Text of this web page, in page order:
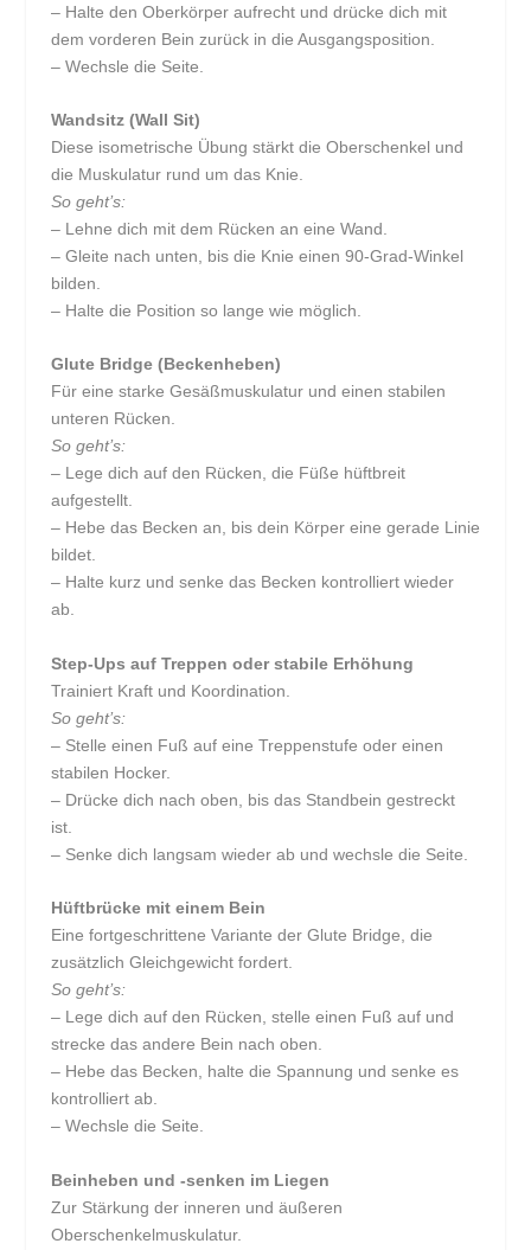
– Halte den Oberkörper aufrecht und drücke dich mit
dem vorderen Bein zurück in die Ausgangsposition.
– Wechsle die Seite.
Wandsitz (Wall Sit)
Diese isometrische Übung stärkt die Oberschenkel und
die Muskulatur rund um das Knie.
So geht’s:
– Lehne dich mit dem Rücken an eine Wand.
– Gleite nach unten, bis die Knie einen 90-Grad-Winkel
bilden.
– Halte die Position so lange wie möglich.
Glute Bridge (Beckenheben)
Für eine starke Gesäßmuskulatur und einen stabilen
unteren Rücken.
So geht’s:
– Lege dich auf den Rücken, die Füße hüftbreit
aufgestellt.
– Hebe das Becken an, bis dein Körper eine gerade Linie
bildet.
– Halte kurz und senke das Becken kontrolliert wieder
ab.
Step-Ups auf Treppen oder stabile Erhöhung
Trainiert Kraft und Koordination.
So geht’s:
– Stelle einen Fuß auf eine Treppenstufe oder einen
stabilen Hocker.
– Drücke dich nach oben, bis das Standbein gestreckt
ist.
– Senke dich langsam wieder ab und wechsle die Seite.
Hüftbrücke mit einem Bein
Eine fortgeschrittene Variante der Glute Bridge, die
zusätzlich Gleichgewicht fordert.
So geht’s:
– Lege dich auf den Rücken, stelle einen Fuß auf und
strecke das andere Bein nach oben.
– Hebe das Becken, halte die Spannung und senke es
kontrolliert ab.
– Wechsle die Seite.
Beinheben und -senken im Liegen
Zur Stärkung der inneren und äußeren
Oberschenkelmuskulatur.